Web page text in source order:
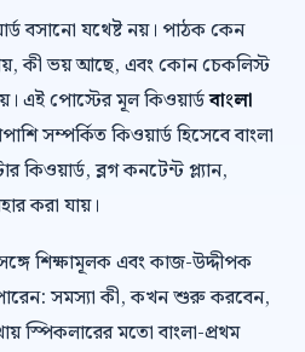
বসানো যথেষ্ট নয়। পাঠক কেন
কী ভয় আছে, এবং কোন চেকলিস্ট
এই পোস্টের মূল কিওয়ার্ডবাংলা
সম্পর্কিত কিওয়ার্ড হিসেবে বাংলা
ব্লগ কনটেন্ট প্ল্যান,
করা যায়।
শিক্ষামূলক এবং কাজ-উদ্দীপক
সমস্যা কী, কখন শুরু করবেন,
স্পিকলারের মতো বাংলা-প্রথম